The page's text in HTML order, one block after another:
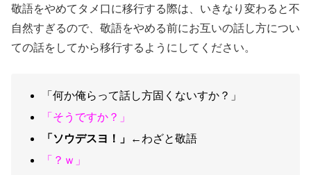
敬語をやめてタメ口に移行する際は、いきなり変わると不
自然すぎるので、敬語をやめる前にお互いの話し方につい
ての話をしてから移行するようにしてください。
「何か俺らって話し方固くないすか？」
「そうですか？」
「ソウデスヨ！」
←わざと敬語
「？ｗ」